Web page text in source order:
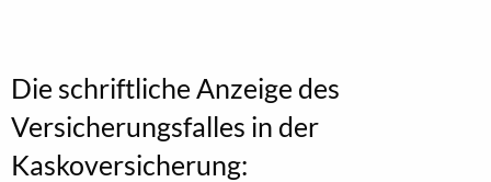
Die schriftliche Anzeige des
Versicherungsfalles in der
Kaskoversicherung: